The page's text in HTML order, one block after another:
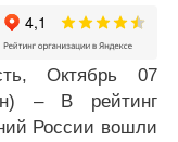
Октябрь 07
– В рейтинг
России вошли